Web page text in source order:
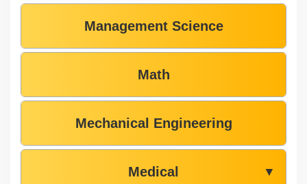
Management Science
Math
Mechanical Engineering
Medical ▼